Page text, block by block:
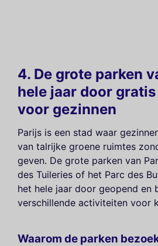
4. De grote parken
hele jaar door
voor gezinnen
Parijs is een stad waar
van talrijke groene ruimtes
geven. De grote parken van
des Tuileries of het Parc des
het hele jaar door geopend en
verschillende activiteiten voor
Waarom de parken